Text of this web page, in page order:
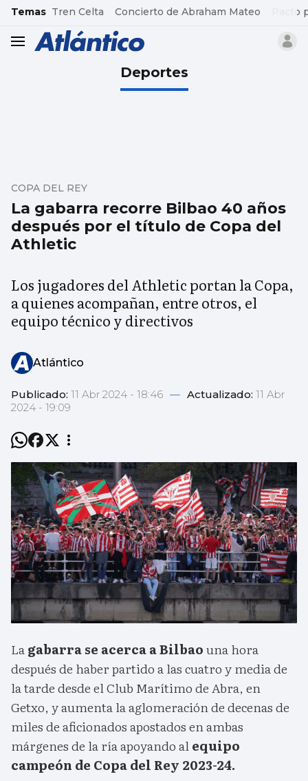
common.go-to-content
Temas Tren Celta Concierto de Abraham Mateo Pacto
header.menu.open
Deportes
La gabarra recorre Bilbao 40 años
después por el título de Copa del
Athletic
COPA DEL REY
Los jugadores del Athletic portan la Copa,
a quienes acompañan, entre otros, el
equipo técnico y directivos
Atlántico
Publicado: 11 Abr 2024 - 18:46 — Actualizado: 11 Abr
2024 - 19:09
Lagabarra se acerca a Bilbaouna hora
después de haber partido a las cuatro y media de
la tarde desde el Club Marítimo de Abra, en
Getxo, y aumenta la aglomeración de decenas de
miles de aficionados apostados en ambas
márgenes de la ría apoyando alequipo
campeón de Copa del Rey 2023-24.